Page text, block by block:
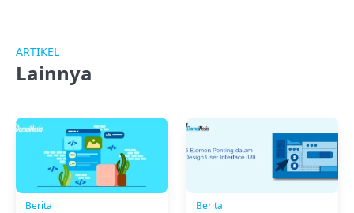
ARTIKEL
Lainnya
Berita Berita